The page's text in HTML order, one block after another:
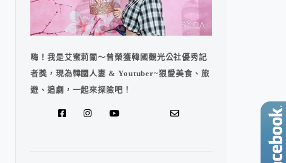
嗨！我是艾蜜莉關～曾榮獲韓國觀光公社優秀記
者獎，現為韓國人妻 & Youtuber~狠愛美食、旅
遊、追劇，一起來探險吧！